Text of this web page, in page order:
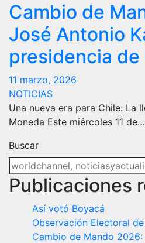
Cambio de
José Antonio
presidencia de
11 marzo, 2026
NOTICIAS
Una nueva era para Chile: La
Moneda Este miércoles 11 de…
Buscar
Publicaciones
Así votó Boyacá
Observación Electoral
Cambio de Mando